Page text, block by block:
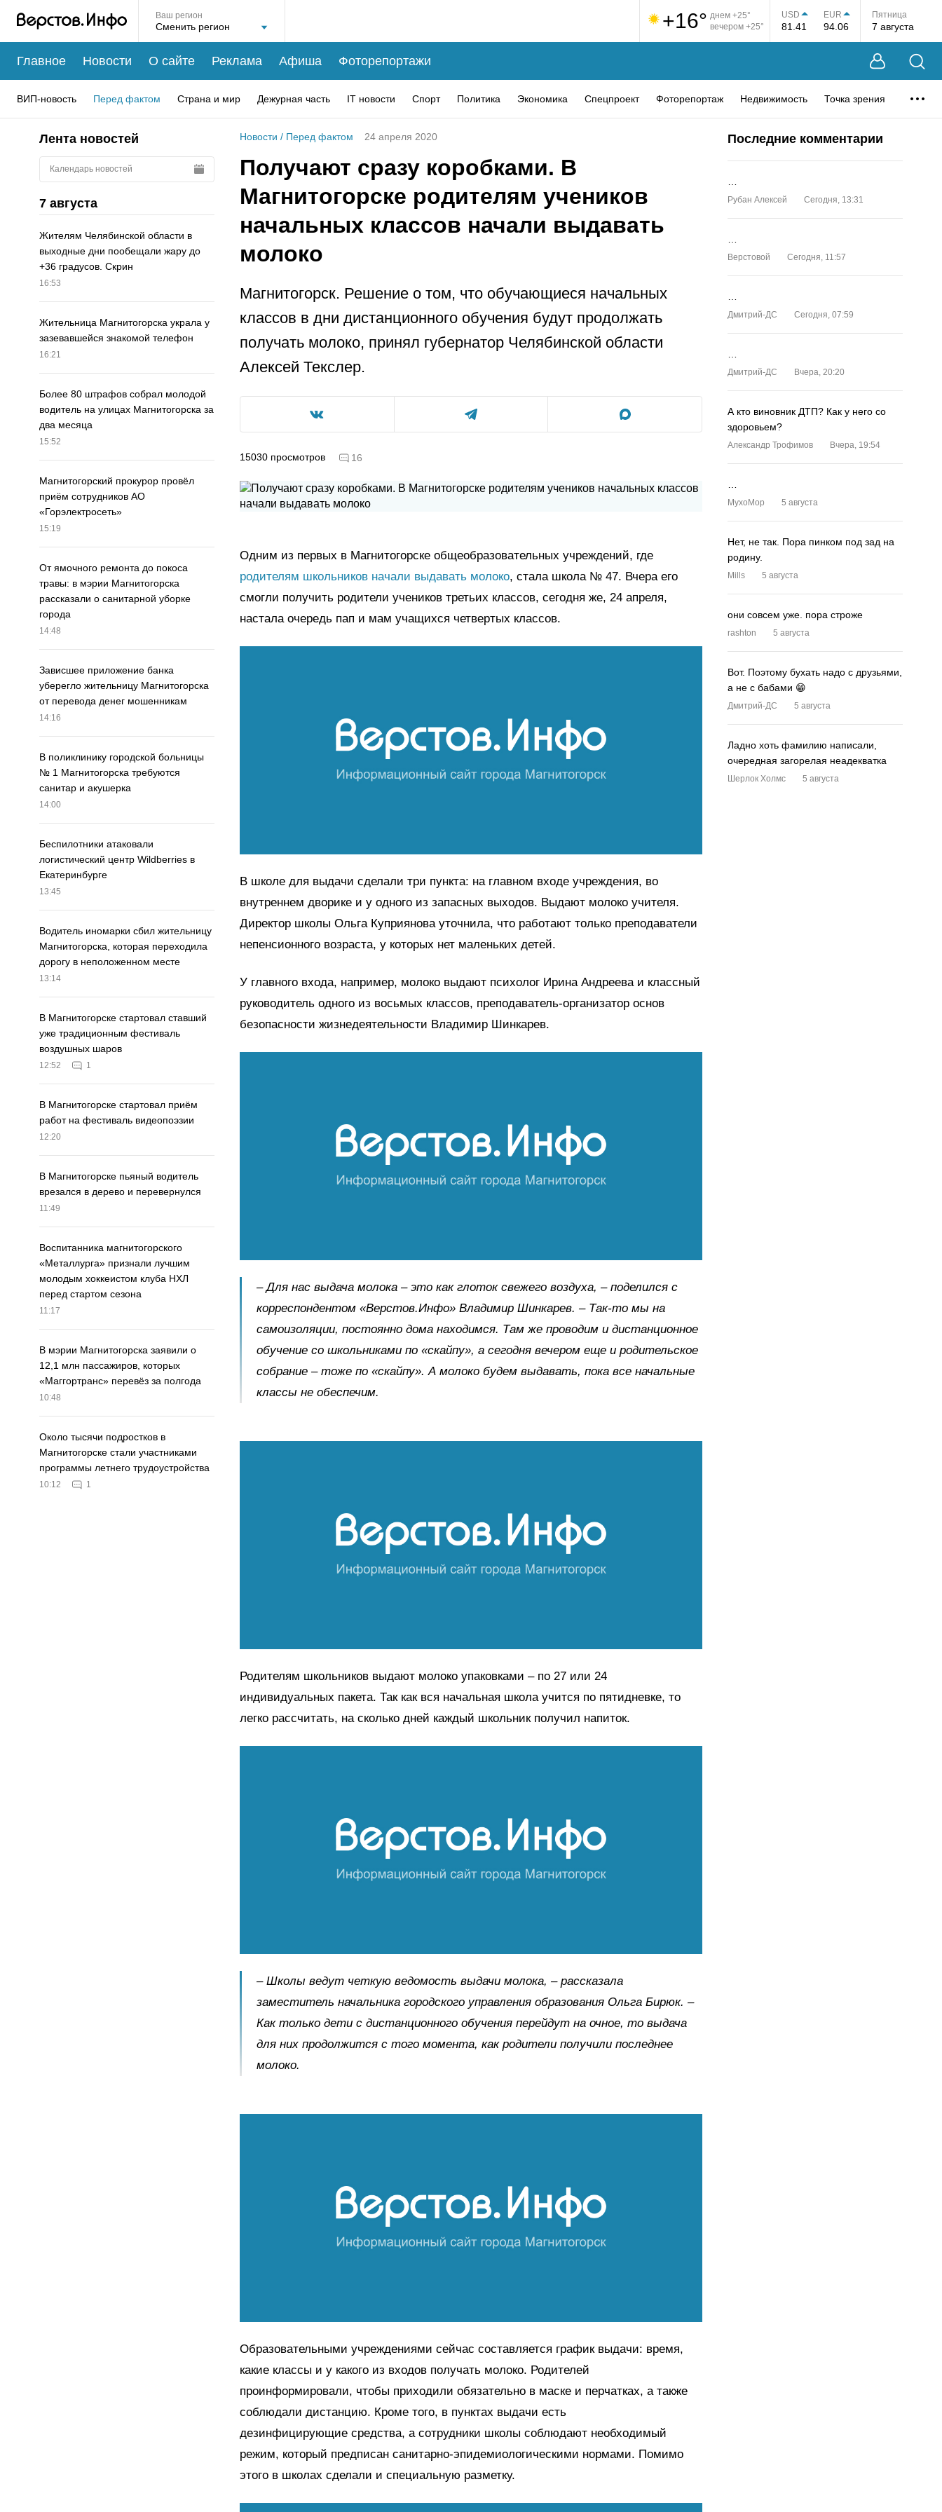
Ваш регион +16° днем +25°
вечером +25°
USD
81.41
EUR
94.06
Пятница
7 августа
Главное Новости О сайте Реклама Афиша Фоторепортажи
ВИП-новость Перед фактом Страна и мир Дежурная часть IT новости Спорт Политика Экономика Спецпроект Фоторепортаж Недвижимость Точка зрения
Лента новостей
Календарь новостей
7 августа
Жителям Челябинской области в
выходные дни пообещали жару до
+36 градусов. Скрин
16:53
Жительница Магнитогорска украла у
зазевавшейся знакомой телефон
16:21
Более 80 штрафов собрал молодой
водитель на улицах Магнитогорска за
два месяца
15:52
Магнитогорский прокурор провёл
приём сотрудников АО
«Горэлектросеть»
15:19
От ямочного ремонта до покоса
травы: в мэрии Магнитогорска
рассказали о санитарной уборке
города
14:48
Зависшее приложение банка
уберегло жительницу Магнитогорска
от перевода денег мошенникам
14:16
В поликлинику городской больницы
№ 1 Магнитогорска требуются
санитар и акушерка
14:00
Беспилотники атаковали
логистический центр Wildberries в
Екатеринбурге
13:45
Водитель иномарки сбил жительницу
Магнитогорска, которая переходила
дорогу в неположенном месте
13:14
В Магнитогорске стартовал ставший
уже традиционным фестиваль
воздушных шаров
12:52 1
В Магнитогорске стартовал приём
работ на фестиваль видеопоэзии
12:20
В Магнитогорске пьяный водитель
врезался в дерево и перевернулся
11:49
Воспитанника магнитогорского
«Металлурга» признали лучшим
молодым хоккеистом клуба НХЛ
перед стартом сезона
11:17
В мэрии Магнитогорска заявили о
12,1 млн пассажиров, которых
«Маггортранс» перевёз за полгода
10:48
Около тысячи подростков в
Магнитогорске стали участниками
программы летнего трудоустройства
10:12 1
Новости / Перед фактом 24 апреля 2020
Получают сразу коробками. В
Магнитогорске родителям учеников
начальных классов начали выдавать
молоко
Магнитогорск. Решение о том, что обучающиеся начальных
классов в дни дистанционного обучения будут продолжать
получать молоко, принял губернатор Челябинской области
Алексей Текслер.
15030 просмотров 16
Одним из первых в Магнитогорске общеобразовательных учреждений, где
родителям школьников начали выдавать молоко, стала школа № 47. Вчера его
смогли получить родители учеников третьих классов, сегодня же, 24 апреля,
настала очередь пап и мам учащихся четвертых классов.
В школе для выдачи сделали три пункта: на главном входе учреждения, во
внутреннем дворике и у одного из запасных выходов. Выдают молоко учителя.
Директор школы Ольга Куприянова уточнила, что работают только преподаватели
непенсионного возраста, у которых нет маленьких детей.
У главного входа, например, молоко выдают психолог Ирина Андреева и классный
руководитель одного из восьмых классов, преподаватель-организатор основ
безопасности жизнедеятельности Владимир Шинкарев.
– Для нас выдача молока – это как глоток свежего воздуха, – поделился с
корреспондентом «Верстов.Инфо» Владимир Шинкарев. – Так-то мы на
самоизоляции, постоянно дома находимся. Там же проводим и дистанционное
обучение со школьниками по «скайпу», а сегодня вечером еще и родительское
собрание – тоже по «скайпу». А молоко будем выдавать, пока все начальные
классы не обеспечим.
Родителям школьников выдают молоко упаковками – по 27 или 24
индивидуальных пакета. Так как вся начальная школа учится по пятидневке, то
легко рассчитать, на сколько дней каждый школьник получил напиток.
– Школы ведут четкую ведомость выдачи молока, – рассказала
заместитель начальника городского управления образования Ольга Бирюк. –
Как только дети с дистанционного обучения перейдут на очное, то выдача
для них продолжится с того момента, как родители получили последнее
молоко.
Образовательными учреждениями сейчас составляется график выдачи: время,
какие классы и у какого из входов получать молоко. Родителей
проинформировали, чтобы приходили обязательно в маске и перчатках, а также
соблюдали дистанцию. Кроме того, в пунктах выдачи есть
дезинфицирующие средства, а сотрудники школы соблюдают необходимый
режим, который предписан санитарно-эпидемиологическими нормами. Помимо
этого в школах сделали и специальную разметку.
Последние комментарии
Рубан Алексей Сегодня, 13:31
Верстовой Сегодня, 11:57
Дмитрий-ДС Сегодня, 07:59
Дмитрий-ДС Вчера, 20:20
А кто виновник ДТП? Как у него со
здоровьем?
Александр Трофимов Вчера, 19:54
MyxoMop 5 августа
Нет, не так. Пора пинком под зад на
родину.
Mills 5 августа
они совсем уже. пора строже
rashton 5 августа
Вот. Поэтому бухать надо с друзьями,
а не с бабами 😁
Дмитрий-ДС 5 августа
Ладно хоть фамилию написали,
очередная загорелая неадекватка
Шерлок Холмс 5 августа